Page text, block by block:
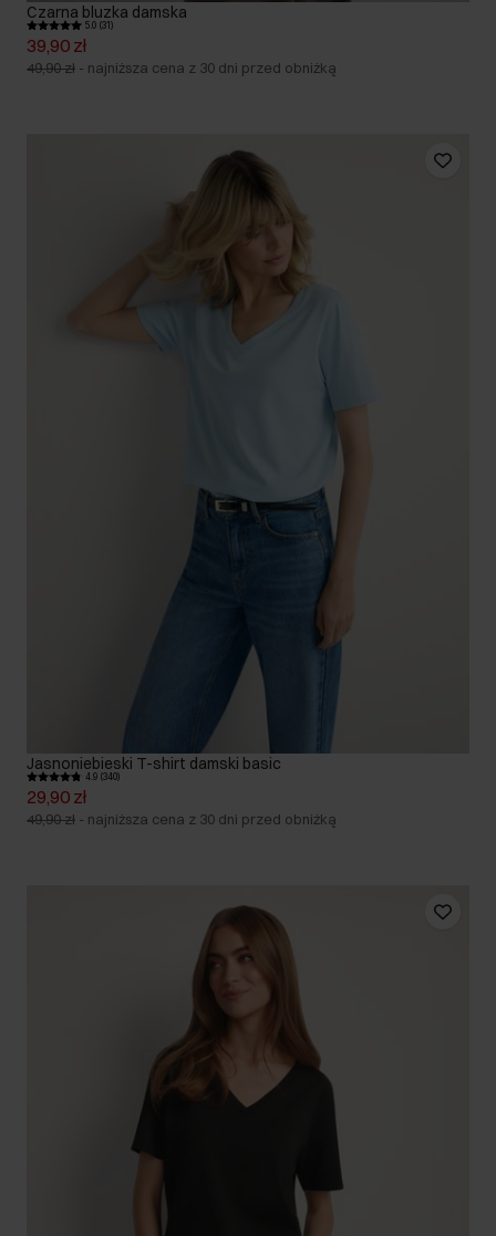
Czarna bluzka damska
5.0 (31)
39,90 zł
49,90 zł - najniższa cena z 30 dni przed obniżką
Jasnoniebieski T-shirt damski basic
4.9 (340)
29,90 zł
49,90 zł - najniższa cena z 30 dni przed obniżką